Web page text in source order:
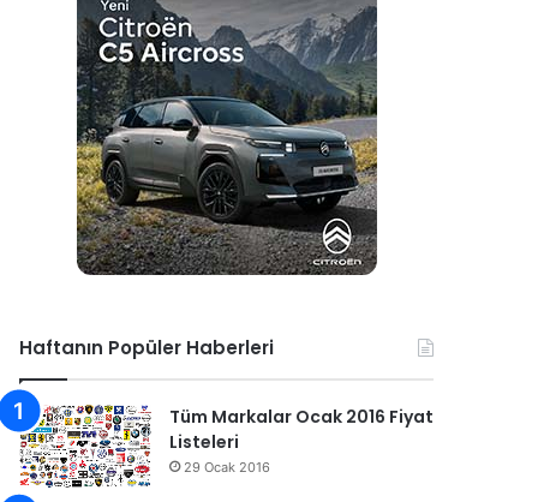
Haftanın Popüler Haberleri
Tüm Markalar Ocak 2016 Fiyat
Listeleri
29 Ocak 2016